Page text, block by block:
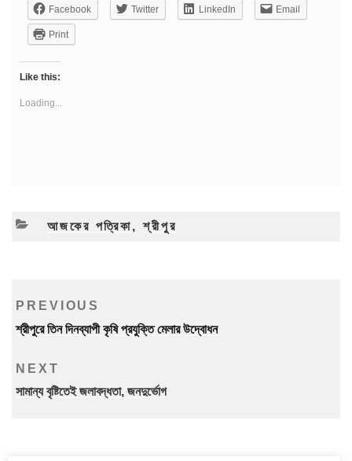
Facebook Twitter LinkedIn Email
Print
Like this:
Loading...
CATEGORIES
আজকের পত্রিকা,শ্রীপুর
Post
navigation
Previous
Post
PREVIOUS
শ্রীপুরে তিন দিনব্যাপী কৃষি প্রযুক্তি মেলার উদ্বোধন
Next
Post
NEXT
সামান্য বৃষ্টিতেই জলাবদ্ধতা, জনদুর্ভোগ